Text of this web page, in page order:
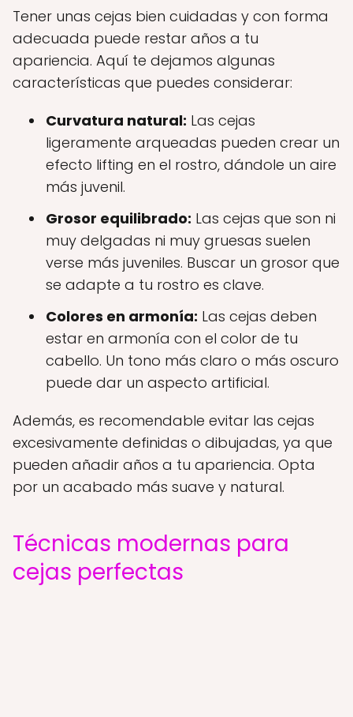
Tener unas cejas bien cuidadas y con forma
adecuada puede restar años a tu
apariencia. Aquí te dejamos algunas
características que puedes considerar:
Curvatura natural: Las cejas
ligeramente arqueadas pueden crear un
efecto lifting en el rostro, dándole un aire
más juvenil.
Grosor equilibrado: Las cejas que son ni
muy delgadas ni muy gruesas suelen
verse más juveniles. Buscar un grosor que
se adapte a tu rostro es clave.
Colores en armonía: Las cejas deben
estar en armonía con el color de tu
cabello. Un tono más claro o más oscuro
puede dar un aspecto artificial.
Además, es recomendable evitar las cejas
excesivamente definidas o dibujadas, ya que
pueden añadir años a tu apariencia. Opta
por un acabado más suave y natural.
Técnicas modernas para
cejas perfectas